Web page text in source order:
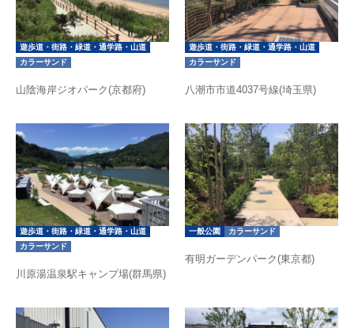
遊歩道・街路・緑道・通学路・山道
カラーサンド
山陰海岸ジオパーク(京都府)
遊歩道・街路・緑道・通学路・山道
カラーサンド
八潮市市道4037号線(埼玉県)
遊歩道・街路・緑道・通学路・山道
カラーサンド
川原湯温泉駅キャンプ場(群馬県)
一般公園 カラーサンド
有明ガーデンパーク(東京都)